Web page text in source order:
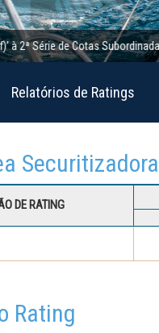
de Cotas Subordinadas
Relatórios de Ratings
DE RATING
Rating